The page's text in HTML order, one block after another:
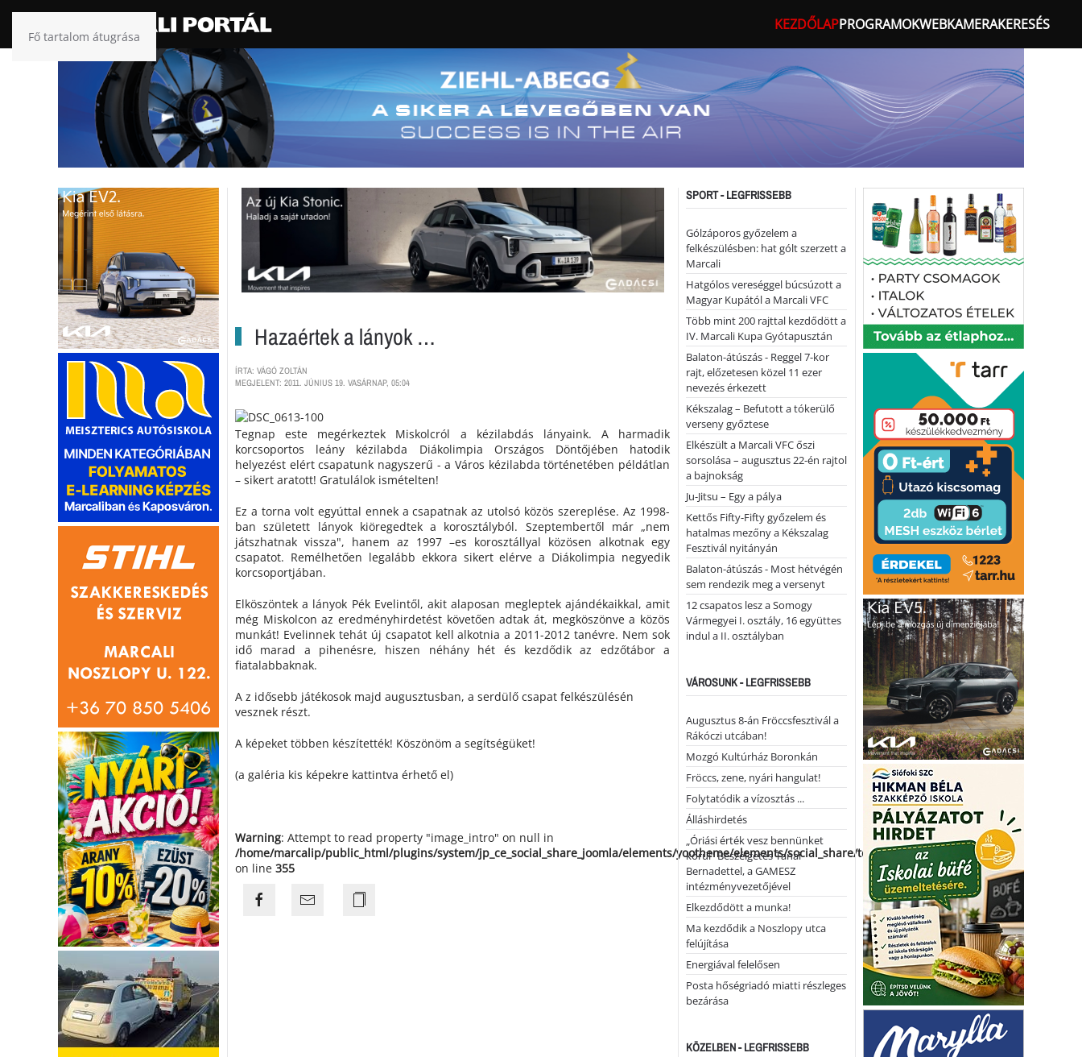
Fő tartalom átugrása
KEZDŐLAPPROGRAMOKWEBKAMERAKERESÉS
Hazaértek a lányok …
ÍRTA: VÁGÓ ZOLTÁN
MEGJELENT: 2011. JÚNIUS 19. VASÁRNAP, 05:04
Tegnap este megérkeztek Miskolcról a kézilabdás lányaink. A harmadik
korcsoportos leány kézilabda Diákolimpia Országos Döntőjében hatodik
helyezést elért csapatunk nagyszerű - a Város kézilabda történetében példátlan
– sikert aratott! Gratulálok ismételten!
Ez a torna volt egyúttal ennek a csapatnak az utolsó közös szereplése. Az 1998-
ban született lányok kiöregedtek a korosztályból. Szeptembertől már „nem
játszhatnak vissza", hanem az 1997 –es korosztállyal közösen alkotnak egy
csapatot. Remélhetően legalább ekkora sikert elérve a Diákolimpia negyedik
korcsoportjában.
Elköszöntek a lányok Pék Evelintől, akit alaposan megleptek ajándékaikkal, amit
még Miskolcon az eredményhirdetést követően adtak át, megköszönve a közös
munkát! Evelinnek tehát új csapatot kell alkotnia a 2011-2012 tanévre. Nem sok
idő marad a pihenésre, hiszen néhány hét és kezdődik az edzőtábor a
fiatalabbaknak.
A z idősebb játékosok majd augusztusban, a serdülő csapat felkészülésén
vesznek részt.
A képeket többen készítették! Köszönöm a segítségüket!
(a galéria kis képekre kattintva érhető el)
Warning: Attempt to read property "image_intro" on null in
/home/marcalip/public_html/plugins/system/jp_ce_social_share_joomla/elements/yootheme/elements/social_share/templates/template.php
on line 355
SPORT - LEGFRISSEBB
Gólzáporos győzelem a
felkészülésben: hat gólt szerzett a
Marcali
Hatgólos vereséggel búcsúzott a
Magyar Kupától a Marcali VFC
Több mint 200 rajttal kezdődött a
IV. Marcali Kupa Gyótapusztán
Balaton-átúszás - Reggel 7-kor
rajt, előzetesen közel 11 ezer
nevezés érkezett
Kékszalag – Befutott a tókerülő
verseny győztese
Elkészült a Marcali VFC őszi
sorsolása – augusztus 22-én rajtol
a bajnokság
Ju-Jitsu – Egy a pálya
Kettős Fifty-Fifty győzelem és
hatalmas mezőny a Kékszalag
Fesztivál nyitányán
Balaton-átúszás - Most hétvégén
sem rendezik meg a versenyt
12 csapatos lesz a Somogy
Vármegyei I. osztály, 16 együttes
indul a II. osztályban
VÁROSUNK - LEGFRISSEBB
Augusztus 8-án Fröccsfesztivál a
Rákóczi utcában!
Mozgó Kultúrház Boronkán
Fröccs, zene, nyári hangulat!
Folytatódik a vízosztás ...
Álláshirdetés
„Óriási érték vesz bennünket
körül” Beszélgetés Tanai
Bernadettel, a GAMESZ
intézményvezetőjével
Elkezdődött a munka!
Ma kezdődik a Noszlopy utca
felújítása
Energiával felelősen
Posta hőségriadó miatti részleges
bezárása
KÖZELBEN - LEGFRISSEBB